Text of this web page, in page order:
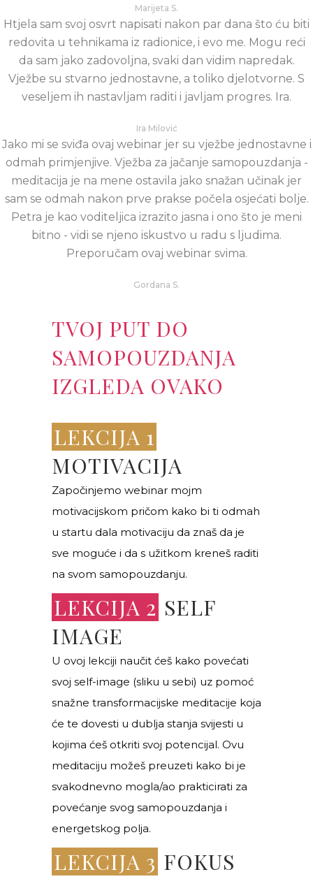
Marijeta S.
Htjela sam svoj osvrt napisati nakon par dana što ću biti
redovita u tehnikama iz radionice, i evo me. Mogu reći
da sam jako zadovoljna, svaki dan vidim napredak.
Vježbe su stvarno jednostavne, a toliko djelotvorne. S
veseljem ih nastavljam raditi i javljam progres. Ira.
Ira Milović
Jako mi se sviđa ovaj webinar jer su vježbe jednostavne i
odmah primjenjive. Vježba za jačanje samopouzdanja -
meditacija je na mene ostavila jako snažan učinak jer
sam se odmah nakon prve prakse počela osjećati bolje.
Petra je kao voditeljica izrazito jasna i ono što je meni
bitno - vidi se njeno iskustvo u radu s ljudima.
Preporučam ovaj webinar svima.
Gordana S.
TVOJ PUT DO
SAMOPOUZDANJA
IZGLEDA OVAKO
LEKCIJA 1
MOTIVACIJA
Započinjemo webinar mojm
motivacijskom pričom kako bi ti odmah
u startu dala motivaciju da znaš da je
sve moguće i da s užitkom kreneš raditi
na svom samopouzdanju.
LEKCIJA 2 SELF
IMAGE
U ovoj lekciji naučit ćeš kako povećati
svoj self-image (sliku u sebi) uz pomoć
snažne transformacijske meditacije koja
će te dovesti u dublja stanja svijesti u
kojima ćeš otkriti svoj potencijal. Ovu
meditaciju možeš preuzeti kako bi je
svakodnevno mogla/ao prakticirati za
povećanje svog samopouzdanja i
energetskog polja.
LEKCIJA 3 FOKUS